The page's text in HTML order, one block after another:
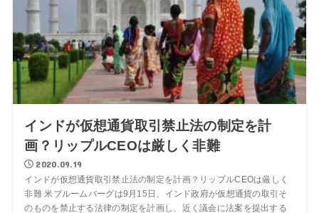
インドが仮想通貨取引禁止法の制定を計
画？リップルCEOは厳しく非難
2020.09.19
インドが仮想通貨取引禁止法の制定を計画？リップルCEOは厳しく
非難 米ブルームバーグは9月15日、インド政府が仮想通貨の取引そ
のものを禁止する法律の制定を計画し、近く議会に法案を提出する